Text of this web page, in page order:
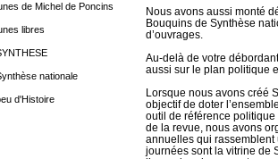
de Michel de Poncins
libres
nationale
d'Histoire
Nous avons aussi monté
Bouquins de Synthèse
d’ouvrages.
Au-delà de votre
aussi sur le plan politique
Lorsque nous avons créé
objectif de doter
outil de référence
de la revue, nous avons
annuelles qui rassemblent
journées sont la vitrine de